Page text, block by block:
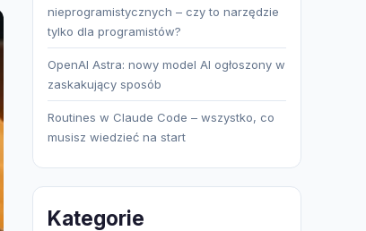
nieprogramistycznych – czy to narzędzie
tylko dla programistów?
OpenAI Astra: nowy model AI ogłoszony w
zaskakujący sposób
Routines w Claude Code – wszystko, co
musisz wiedzieć na start
Kategorie